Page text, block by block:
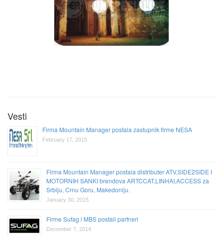
Vesti
Firma Mountain Manager postala zastupnik firme NESA
February 17, 2015
Firma Mountain Manager postala distributer ATV,SIDE2SIDE I
MOTORNIH SANKI brendova ARTCCAT,LINHAI,ACCESS za
Srbiju, Crnu Goru, Makedoniju.
January 30, 2015
Firme Sufag i MBS postali partneri
December 7, 2014